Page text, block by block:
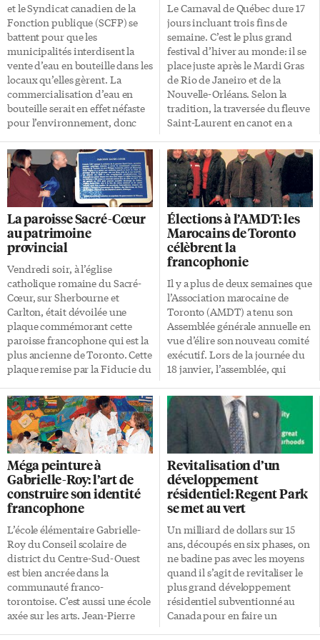
et le Syndicat canadien de la
Fonction publique (SCFP) se
battent pour que les
municipalités interdisent la
vente d’eau en bouteille dans les
locaux qu’elles gèrent. La
commercialisation d’eau en
bouteille serait en effet néfaste
pour l’environnement, donc
message qu’ont fait passer
Maude Barlow, présidente
nationale du CC, et Sid Ryan,
président de SCFP en Ontario,
lors de la tournée provinciale
UnBottle It qui s’achevait
vendredi à Peterborough après
être passée par Toronto le jour
précédent. Ce combat contre
l’eau en bouteille connaît un
succès croissant. En Ontario, la
[…]
Le Carnaval de Québec dure 17
jours incluant trois fins de
semaine. C’est le plus grand
festival d’hiver au monde: il se
place juste après le Mardi Gras
de Rio de Janeiro et de la
Nouvelle-Orléans. Selon la
tradition, la traversée du fleuve
Saint-Laurent en canot en a
débuté le 30 janvier pour se
dérouler jusqu’au 5 février.
Voici un aperçu de la
programmation du 55e
Carnaval de Québec, qui met
l’accent sur le plein air et les
activités familiales. Saviez-vous
qu’en fait, le premier Carnaval
remonte à 1900, où la tradition
s’installa pour secouer la […]
La paroisse Sacré-Cœur
au patrimoine
provincial
Vendredi soir, à l’église
catholique romaine du Sacré-
Cœur, sur Sherbourne et
Carlton, était dévoilée une
plaque commémorant cette
paroisse francophone qui est la
plus ancienne de Toronto. Cette
plaque remise par la Fiducie du
symbole fort pour les
francophones de la ville
puisqu’il s’agit de la première
paroisse à servir cette
communauté. Pour l’occasion
Lucille Roch, sous-ministre des
Affaires francophones, ainsi
que Georges Smitherman,
député de Toronto-Centre et
ministre de l’Énergie et de
l’Infrastructure, étaient
présents aux côtés de Paule
Doucet, membre du Conseil
d’administration de la Fiducie
du patrimoine ontarien. La
Fiducie du patrimoine
Élections à l’AMDT: les
Marocains de Toronto
célèbrent la
francophonie
Il y a plus de deux semaines que
l’Association marocaine de
Toronto (AMDT) a tenu son
Assemblée générale annuelle en
vue d’élire son nouveau comité
exécutif. Lors de la journée du
18 janvier, l’assemblée, qui
vue élargie d’une vingtaine de
personnes supplémentaires.
Une mobilisation
communautaire importante
qui témoigne de la volonté
d’expansion, de soutien et de
solidarité des Marocains de la
ville de Toronto. Quelques
petits changements ont eu lieu.
Trois nouveaux membres
complètent le comité,
Abdelhadi Tahir, Aziz Douai et
Mohamed Hanane. Le mandat
du président, qui durait deux
ans jusqu’alors, a été coupé de
[…]
Méga peinture à
Gabrielle-Roy: l’art de
construire son identité
francophone
L’école élémentaire Gabrielle-
Roy du Conseil scolaire de
district du Centre-Sud-Ouest
est bien ancrée dans la
communauté franco-
torontoise. C’est aussi une école
axée sur les arts. Jean-Pierre
Revitalisation d’un
développement
résidentiel: Regent Park
se met au vert
Un milliard de dollars sur 15
ans, découpés en six phases, on
ne badine pas avec les moyens
quand il s’agit de revitaliser le
plus grand développement
résidentiel subventionné au
Canada pour en faire un